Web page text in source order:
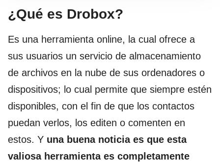
¿Qué es Drobox?
Es una herramienta online, la cual ofrece a
sus usuarios un servicio de almacenamiento
de archivos en la nube de sus ordenadores o
dispositivos; lo cual permite que siempre estén
disponibles, con el fin de que los contactos
puedan verlos, los editen o comenten en
estos. Y una buena noticia es que esta
valiosa herramienta es completamente